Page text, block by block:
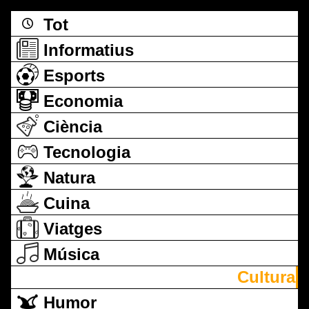
Tot
Informatius
Esports
Economia
Ciència
Tecnologia
Natura
Cuina
Viatges
Música
Cultura
Humor